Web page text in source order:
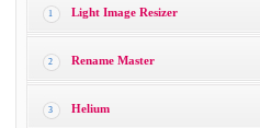
1 Light Image Resizer
2 Rename Master
3 Helium